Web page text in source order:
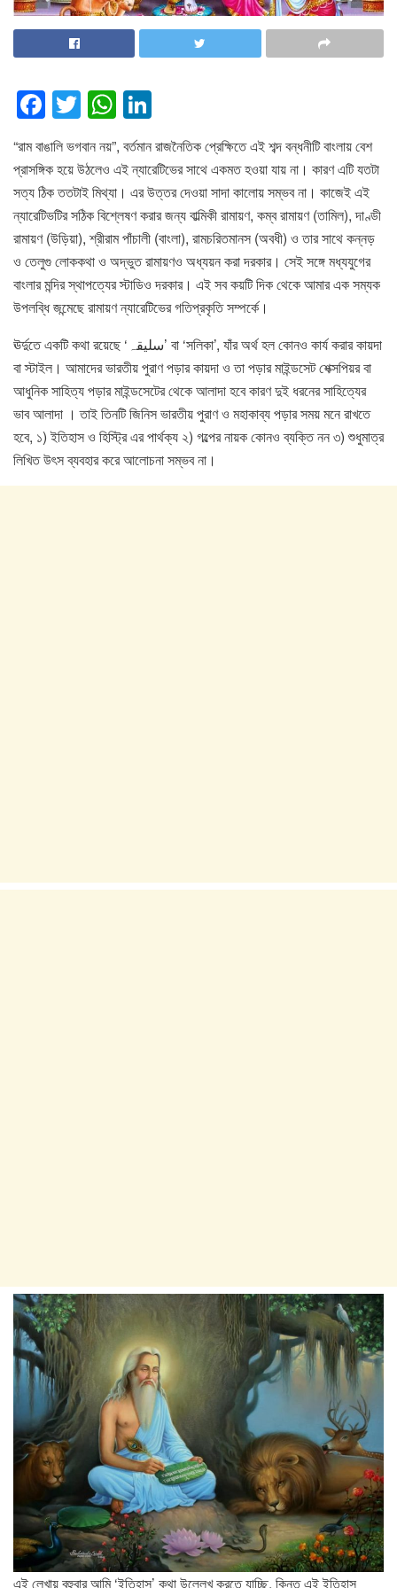
F
a
c
e
b
o
o
k
T
wi
tt
er
W
h
at
s
A
p
p
n
k
e
dI
n
“রাম বাঙালি ভগবান নয়”, বর্তমান রাজনৈতিক প্রেক্ষিতে এই শব্দ বন্ধনীটি বাংলায় বেশ
প্রাসঙ্গিক হয়ে উঠলেও এই ন্যারেটিভের সাথে একমত হওয়া যায় না। কারণ এটি যতটা
সত্য ঠিক ততটাই মিথ্যা। এর উত্তর দেওয়া সাদা কালোয় সম্ভব না। কাজেই এই
ন্যারেটিভটির সঠিক বিশ্লেষণ করার জন্য বাল্মিকী রামায়ণ, কম্ব রামায়ণ (তামিল), দাণ্ডী
রামায়ণ (উড়িয়া), শ্রীরাম পাঁচালী (বাংলা), রামচরিতমানস (অবধী) ও তার সাথে কন্নড়
ও তেলুগু লোককথা ও অদ্ভুত রামায়ণও অধ্যয়ন করা দরকার। সেই সঙ্গে মধ্যযুগের
বাংলার মন্দির স্থাপত্যের স্টাডিও দরকার। এই সব কয়টি দিক থেকে আমার এক সম্যক
উপলব্ধি জন্মেছে রামায়ণ ন্যারেটিভের গতিপ্রকৃতি সম্পর্কে।
ঊর্দুতে একটি কথা রয়েছে ‘سلیقہ’ বা ‘সলিকা’, যাঁর অর্থ হল কোনও কার্য করার কায়দা
বা স্টাইল। আমাদের ভারতীয় পুরাণ পড়ার কায়দা ও তা পড়ার মাইন্ডসেট শেক্সপিয়র বা
আধুনিক সাহিত্য পড়ার মাইন্ডসেটের থেকে আলাদা হবে কারণ দুই ধরনের সাহিত্যের
ভাব আলাদা । তাই তিনটি জিনিস ভারতীয় পুরাণ ও মহাকাব্য পড়ার সময় মনে রাখতে
হবে, ১) ইতিহাস ও হিস্ট্রি এর পার্থক্য ২) গল্পের নায়ক কোনও ব্যক্তি নন ৩) শুধুমাত্র
লিখিত উৎস ব্যবহার করে আলোচনা সম্ভব না।
এই লেখায় বহুবার আমি ‘ইতিহাস’ কথা উল্লেখ করতে যাচ্ছি, কিন্তু এই ইতিহাস